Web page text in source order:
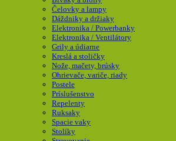
Čelovky a lampy
Dáždniky a držiaky
Elektronika / Powerbanky
Elektronika / Ventilátory
Grily a údiarne
Kreslá a stoličky
Nože, mačety, brúsky
Ohrievače, variče, riady
Postele
Príslušenstvo
Repelenty
Ruksaky
Spacie vaky
Stolíky